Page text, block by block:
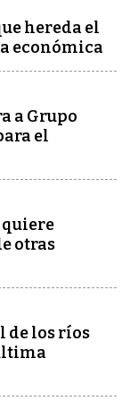
hereda el
económica
a Grupo
el
quiere
otras
de los ríos